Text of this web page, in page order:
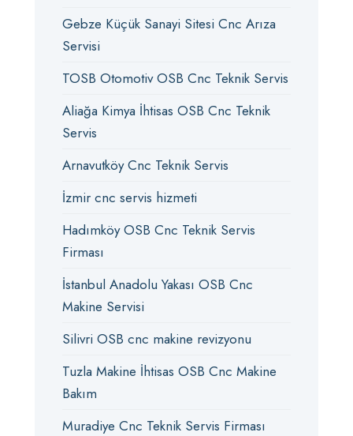
Gebze Küçük Sanayi Sitesi Cnc Arıza
Servisi
TOSB Otomotiv OSB Cnc Teknik Servis
Aliağa Kimya İhtisas OSB Cnc Teknik
Servis
Arnavutköy Cnc Teknik Servis
İzmir cnc servis hizmeti
Hadımköy OSB Cnc Teknik Servis
Firması
İstanbul Anadolu Yakası OSB Cnc
Makine Servisi
Silivri OSB cnc makine revizyonu
Tuzla Makine İhtisas OSB Cnc Makine
Bakım
Muradiye Cnc Teknik Servis Firması